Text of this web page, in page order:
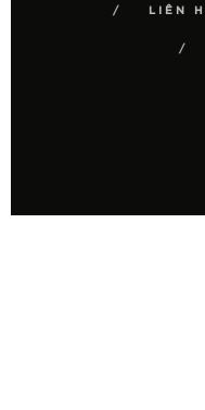
LIÊN